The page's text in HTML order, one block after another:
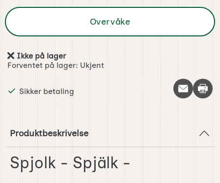
Overvåke
Produkttilgjengelighet:
Ikke på lager
Forventet på lager: Ukjent
Sikker betaling Skriv
Produktbeskrivelse
Spjolk - Spjälk -